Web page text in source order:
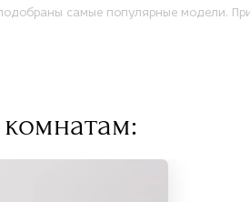
самые популярные модели.